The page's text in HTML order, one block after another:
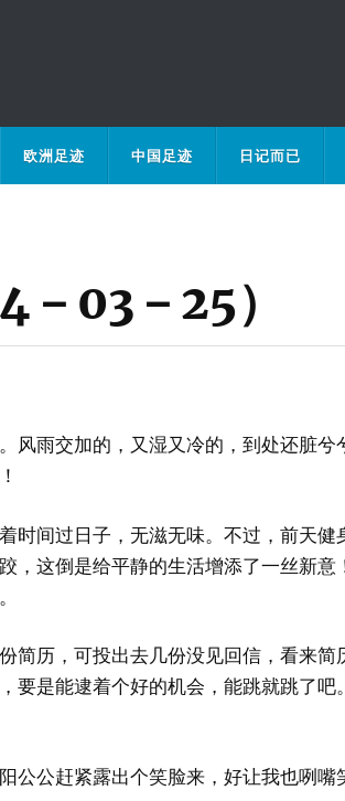
欧洲足迹 中国足迹 日记而已
03－25）
风雨交加的，又湿又冷的，到处还脏兮
时间过日子，无滋无味。不过，前天健
，这倒是给平静的生活增添了一丝新意
简历，可投出去几份没见回信，看来简
要是能逮着个好的机会，能跳就跳了吧
公公赶紧露出个笑脸来，好让我也咧嘴